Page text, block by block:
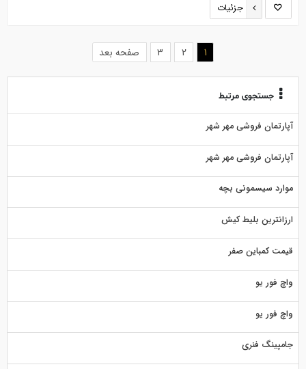
جزئیات
1
(current)
2
3 صفحه بعد
جستجوی مرتبط
آپارتمان فروشی مهر شهر
آپارتمان فروشی مهر شهر
موارد سیسمونی بچه
ارزانترین بلیط کیش
قیمت کمباین صفر
واچ فور یو
واچ فور یو
جامپینگ فنری